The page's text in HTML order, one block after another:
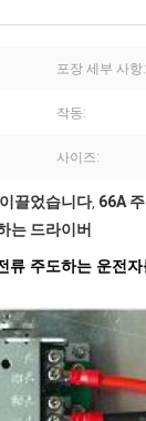
포장 세부 사항:
작동:
사이즈:
끌었습니다, 66A
는 드라이버
류 주도하는 운전